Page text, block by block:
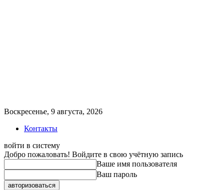
Воскресенье, 9 августа, 2026
Контакты
войти в систему
Добро пожаловать! Войдите в свою учётную запись
Ваше имя пользователя
Ваш пароль